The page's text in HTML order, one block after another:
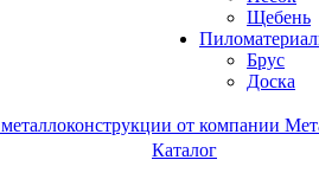
Щебень
Брус
Доска
Каталог